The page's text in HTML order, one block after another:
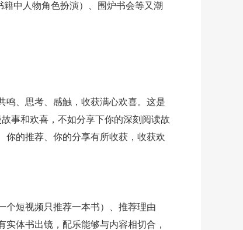
中人物角色扮演）、围炉书会等又潮
鸣、思考、感触，收获满心欢喜。这是
事和欢喜，不如分享下你的深刻阅读故
你的推荐、你的分享有所收获，收获欢
个短视频只推荐一本书）、推荐理由
体书出镜，配乐能够与内容相切合，